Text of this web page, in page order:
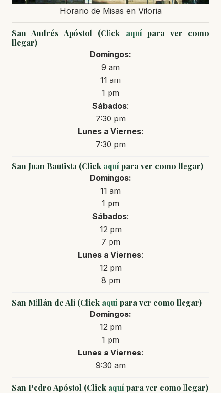
Horario de Misas en Vitoria
San Andrés Apóstol (Click aquí para ver como
llegar)
Domingos:
9 am
11 am
1 pm
Sábados:
7:30 pm
Lunes a Viernes:
7:30 pm
San Juan Bautista (Click aquí para ver como llegar)
Domingos:
11 am
1 pm
Sábados:
12 pm
7 pm
Lunes a Viernes:
12 pm
8 pm
San Millán de Ali (Click aquí para ver como llegar)
Domingos:
12 pm
1 pm
Lunes a Viernes:
9:30 am
San Pedro Apóstol (Click aquí para ver como llegar)